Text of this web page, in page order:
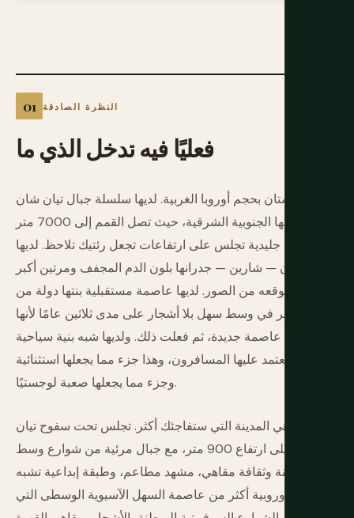
النظرة الصادقة
ماالذي تدخلفيه فعليًا
كازاخستان بحجم أوروبا الغربية. لديها سلسلة جبال تيان شان
على حافتها الجنوبية الشرقية، حيث تصل القمم إلى 7000 متر
وبحيرات جليدية تجلس على ارتفاعات تجعل رئتيك تلاحظ. لديها
نظام وديان — شارين — جدرانها بلون الدم المجفف ومرتين أكبر
مما تتوقعه من الصور. لديها عاصمة مستقبلية بنتها دولة من
الصفر في وسط سهل بلا أشجار على مدى ثلاثين عامًا لأنها
أرادت عاصمة جديدة، ثم فعلت ذلك. ولديها شبه بنية سياحية
غربية يعتمد عليها المسافرون، وهذا جزء مما يجعلها استثنائية
وجزء مما يجعلها صعبة لوجستيًا.
ألماتي هي المدينة التي ستفاجئك أكثر. تجلس تحت سفوح تيان
شان على ارتفاع 900 متر، مع جبال مرئية من شوارع وسط
المدينة وثقافة مقاهي، مشهد مطاعم، وطبقة إبداعية تشبه
مدينة أوروبية أكثر من عاصمة السهل الآسيوية الوسطى التي